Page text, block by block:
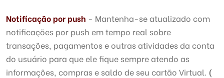
Notificação por push - Mantenha-se atualizado com
notificações por push em tempo real sobre
transações, pagamentos e outras atividades da conta
do usuário para que ele fique sempre atendo as
informações, compras e saldo de seu cartão Virtual. (